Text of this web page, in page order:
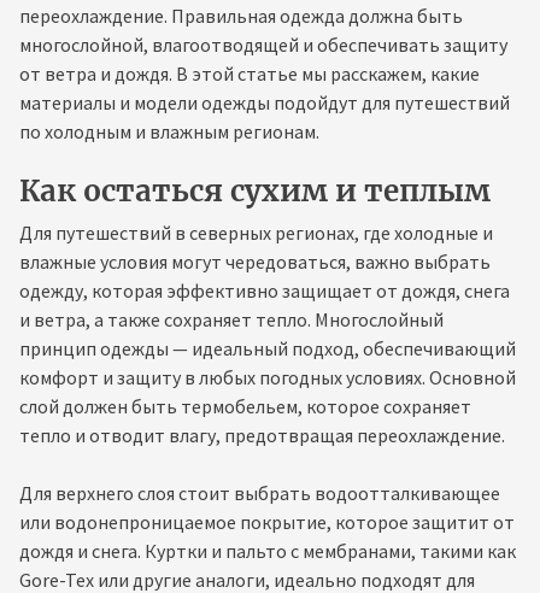
переохлаждение. Правильная одежда должна быть
многослойной, влагоотводящей и обеспечивать защиту
от ветра и дождя. В этой статье мы расскажем, какие
материалы и модели одежды подойдут для путешествий
по холодным и влажным регионам.
Как остаться сухим и теплым
Для путешествий в северных регионах, где холодные и
влажные условия могут чередоваться, важно выбрать
одежду, которая эффективно защищает от дождя, снега
и ветра, а также сохраняет тепло. Многослойный
принцип одежды — идеальный подход, обеспечивающий
комфорт и защиту в любых погодных условиях. Основной
слой должен быть термобельем, которое сохраняет
тепло и отводит влагу, предотвращая переохлаждение.
Для верхнего слоя стоит выбрать водоотталкивающее
или водонепроницаемое покрытие, которое защитит от
дождя и снега. Куртки и пальто с мембранами, такими как
Gore-Tex или другие аналоги, идеально подходят для